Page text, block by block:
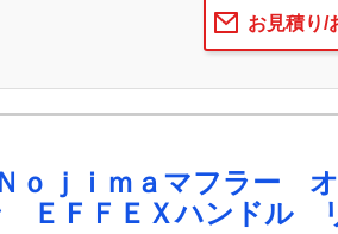
お見積り/
ｏｊｉｍａマフラー
ＥＦＦＥＸハンドル